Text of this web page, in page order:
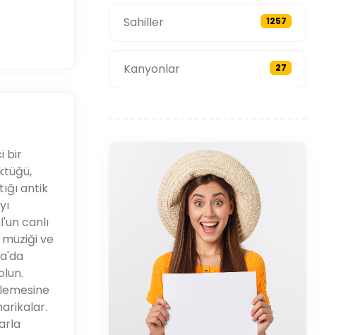
bir
antik
canlı
ve
Sahiller 1257
Kanyonlar 27